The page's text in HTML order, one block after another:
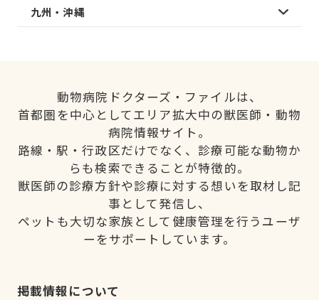
九州・沖縄
動物病院ドクターズ・ファイルは、
首都圏を中心としてエリア拡大中の獣医師・動物
病院情報サイト。
路線・駅・行政区だけでなく、診療可能な動物か
らも検索できることが特徴的。
獣医師の診療方針や診療に対する想いを取材し記
事として発信し、
ペットも大切な家族として健康管理を行うユーザ
ーをサポートしています。
掲載情報について